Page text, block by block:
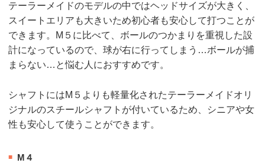
テーラーメイドのモデルの中ではヘッドサイズが大きく、
スイートエリアも大きいため初心者も安心して打つことが
できます。M５に比べて、ボールのつかまりを重視した設
計になっているので、球が右に行ってしまう…ボールが捕
まらない…と悩む人におすすめです。
シャフトにはM５よりも軽量化されたテーラーメイドオリ
ジナルのスチールシャフトが付いているため、シニアや女
性も安心して使うことができます。
M４